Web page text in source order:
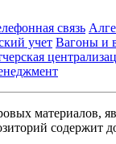
связь
учет Вагоны и
материалов,
содержит